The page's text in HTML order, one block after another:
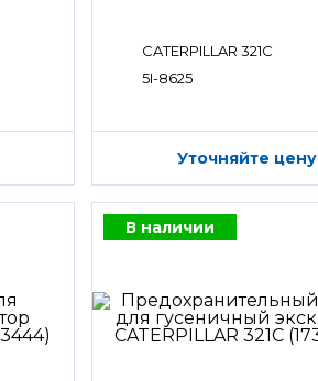
CATERPILLAR 321C
5I-8625
Уточняйте цену
В наличии